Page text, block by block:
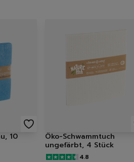
10
Öko-Schwammtuch
ungefärbt, 4 Stück
4.8